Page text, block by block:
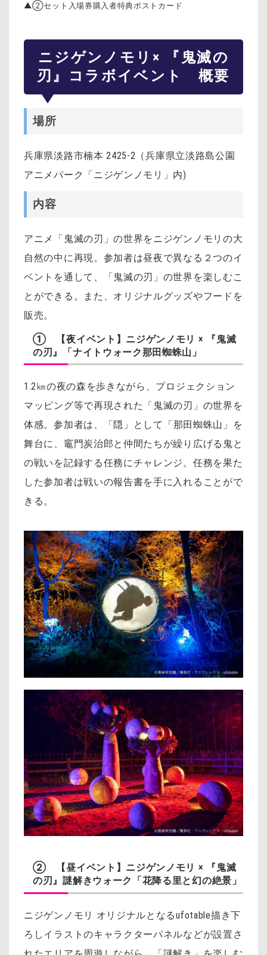
▲②セット入場券購入者特典ポストカード
ニジゲンノモリ× 『鬼滅の
刃』コラボイベント 概要
場所
兵庫県淡路市楠本 2425-2（兵庫県立淡路島公園
アニメパーク「ニジゲンノモリ」内)
内容
アニメ「鬼滅の刃」の世界をニジゲンノモリの大
自然の中に再現。参加者は昼夜で異なる２つのイ
ベントを通して、「鬼滅の刃」の世界を楽しむこ
とができる。また、オリジナルグッズやフードを
販売。
① 【夜イベント】ニジゲンノモリ × 『鬼滅
の刃』「ナイトウォーク那田蜘蛛山」
1.2㎞の夜の森を歩きながら、プロジェクション
マッピング等で再現された「鬼滅の刃」の世界を
体感。参加者は、「隠」として「那田蜘蛛山」を
舞台に、竈門炭治郎と仲間たちが繰り広げる鬼と
の戦いを記録する任務にチャレンジ。任務を果た
した参加者は戦いの報告書を手に入れることがで
きる。
② 【昼イベント】ニジゲンノモリ × 『鬼滅
の刃』謎解きウォーク「花降る里と幻の絶景」
ニジゲンノモリ オリジナルとなるufotable描き下
ろしイラストのキャラクターパネルなどが設置さ